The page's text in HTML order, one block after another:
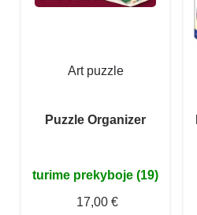
Art puzzle
Puzzle Organizer
turime prekyboje (19)
17,00 €